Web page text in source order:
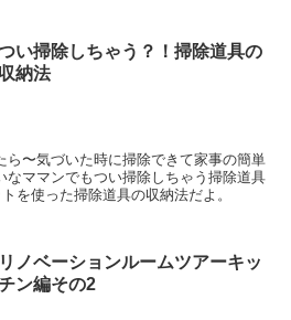
い掃除しちゃう？！掃除道具の
収納法
ら〜気づいた時に掃除できて家事の簡単
なママンでもつい掃除しちゃう掃除道具
を使った掃除道具の収納法だよ。
リノベーションルームツアーキッ
ン編その2